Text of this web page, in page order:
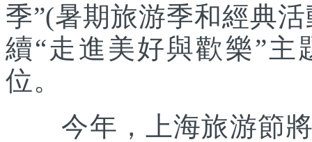
季”(暑期旅游季和經典
續“走進美好與歡樂”主
位。
今年，上海旅游節將